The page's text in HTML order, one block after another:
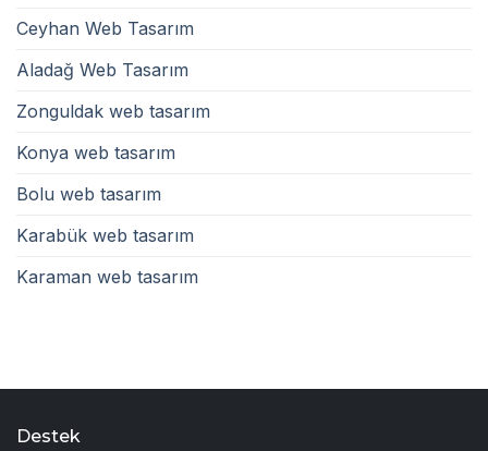
Ceyhan Web Tasarım
Aladağ Web Tasarım
Zonguldak web tasarım
Konya web tasarım
Bolu web tasarım
Karabük web tasarım
Karaman web tasarım
Destek